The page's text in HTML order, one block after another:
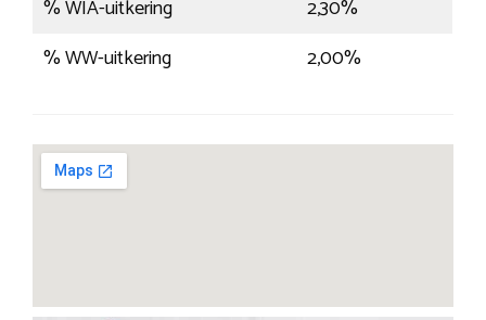
% WIA-uitkering
2,30%
% WW-uitkering
2,00%